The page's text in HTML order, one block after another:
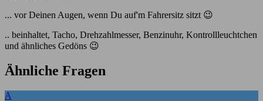
... vor Deinen Augen, wenn Du auf'm Fahrersitz sitzt 😉
.. beinhaltet, Tacho, Drehzahlmesser, Benzinuhr, Kontrollleuchtchen
und ähnliches Gedöns 😉
Ähnliche Fragen
A